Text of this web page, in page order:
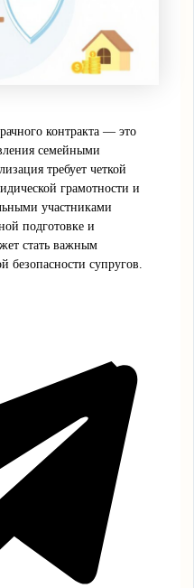
контракта — это
семейными
требует четкой
грамотности и
участниками
подготовке и
стать важным
безопасности супругов.